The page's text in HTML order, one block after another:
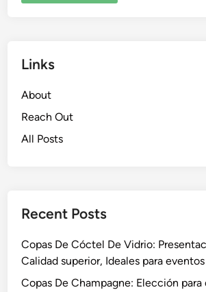
Links
About
Reach Out
All Posts
Recent Posts
Copas De Cóctel De Vidrio:
Calidad superior, Ideales para eventos
Copas De Champagne: Elección